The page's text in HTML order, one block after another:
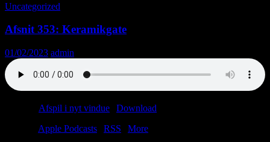
Uncategorized
Afsnit 353: Keramikgate
01/02/2023 admin
Afspil i nyt vindue Download
Apple Podcasts RSS
More